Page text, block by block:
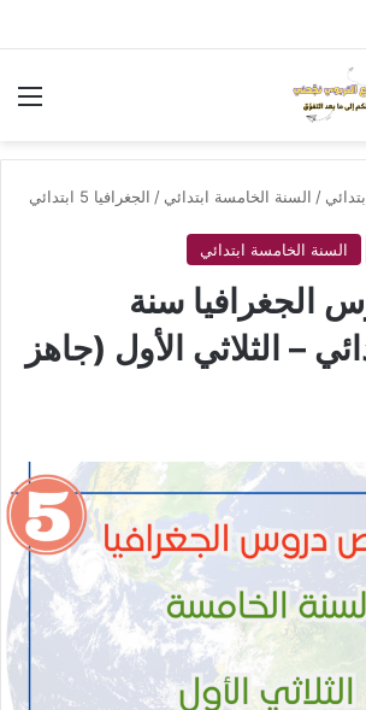
/ السنة الخامسة ابتدائي / الجغرافيا 5 ابتدائي
السنة الخامسة ابتدائي
الجغرافيا سنة
– الثلاثي الأول (جاهز